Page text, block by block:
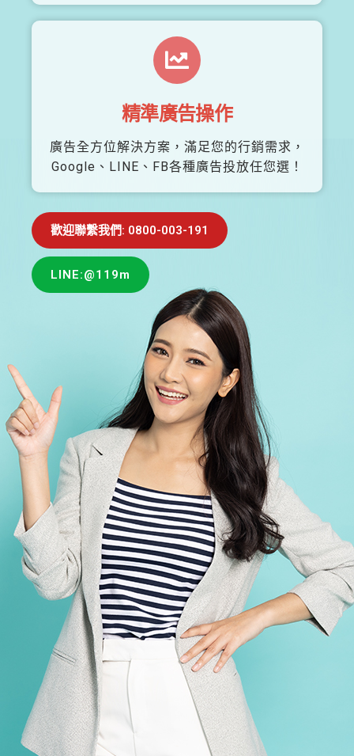
精準廣告操作
廣告全方位解決方案，滿足您的行銷需求，
Google、LINE、FB各種廣告投放任您選！
歡迎聯繫我們: 0800-003-191
LINE:@119m